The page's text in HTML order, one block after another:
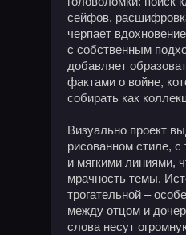
сейфов,
черпает
с собственным
добавляет
фактами о войне,
собирать как
Визуально проект
рисованном стиле,
и мягкими линиями,
мрачность темы.
трогательной –
между отцом и
слова несут